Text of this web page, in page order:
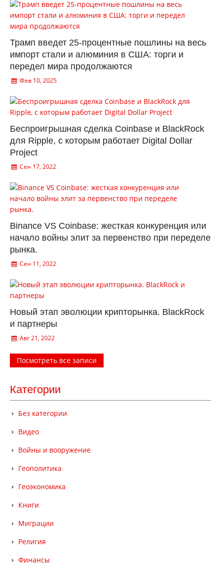
Трамп введет 25-процентные пошлины на весь
импорт стали и алюминия в США: торги и
передел мира продолжаются
Фев 10, 2025
Беспроигрышная сделка Coinbase и BlackRock
для Ripple, с которым работает Digital Dollar
Project
Сен 17, 2022
Binance VS Coinbase: жесткая конкуренция или
начало войны элит за первенство при переделе
рынка.
Сен 11, 2022
Новый этап эволюции крипторынка. BlackRock
и партнеры
Авг 21, 2022
Посмотреть все записи
Категории
Без категории
Видео
Войны и вооружение
Геополитика
Геоэкономика
Книги
Миграции
Религия
Финансы